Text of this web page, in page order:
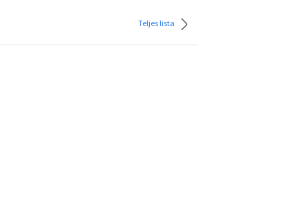
Teljes lista